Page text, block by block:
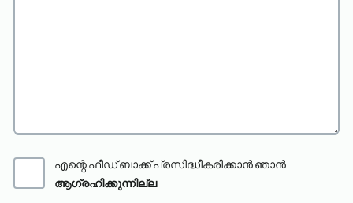
എന്റെ ഫീഡ് ബാക്ക് പ്രസിദ്ധീകരിക്കാൻ ഞാൻ
ആഗ്രഹിക്കുന്നില്ല